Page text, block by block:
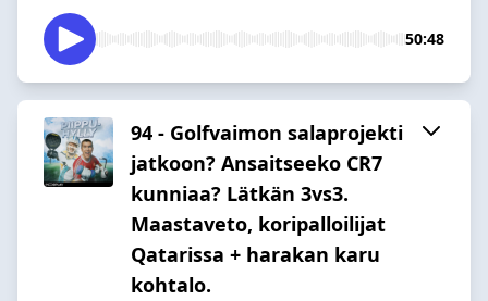
50:48
94 - Golfvaimon salaprojekti
jatkoon? Ansaitseeko CR7
kunniaa? Lätkän 3vs3.
Maastaveto, koripalloilijat
Qatarissa + harakan karu
kohtalo.